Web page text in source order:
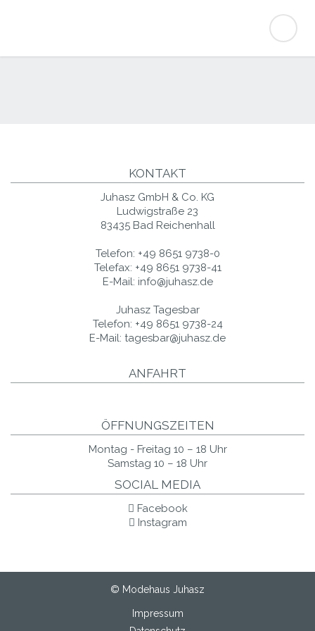
KONTAKT
Juhasz GmbH & Co. KG
Ludwigstraße 23
83435 Bad Reichenhall
Telefon: +49 8651 9738-0
Telefax: +49 8651 9738-41
E-Mail: info@juhasz.de
Juhasz Tagesbar
Telefon: +49 8651 9738-24
E-Mail: tagesbar@juhasz.de
ANFAHRT
ÖFFNUNGSZEITEN
Montag - Freitag 10 – 18 Uhr
Samstag 10 – 18 Uhr
SOCIAL MEDIA
Facebook
Instagram
© Modehaus Juhasz
Impressum